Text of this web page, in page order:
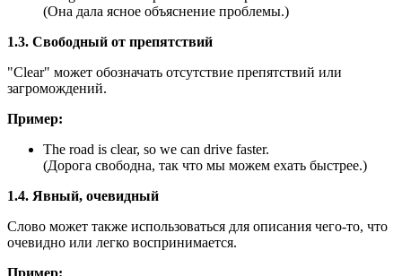
(Она дала ясное объяснение проблемы.)
1.3. Свободный от препятствий
"Clear" может обозначать отсутствие препятствий или
загромождений.
Пример:
The road is clear, so we can drive faster.
(Дорога свободна, так что мы можем ехать быстрее.)
1.4. Явный, очевидный
Слово может также использоваться для описания чего-то, что
очевидно или легко воспринимается.